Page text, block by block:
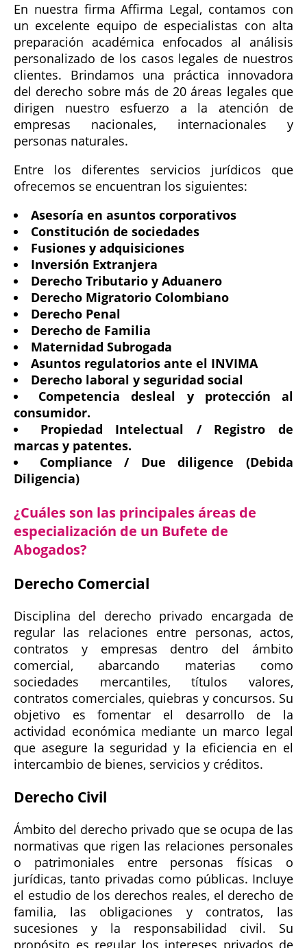
En nuestra firma Affirma Legal, contamos con
un excelente equipo de especialistas con alta
preparación académica enfocados al análisis
personalizado de los casos legales de nuestros
clientes. Brindamos una práctica innovadora
del derecho sobre más de 20 áreas legales que
dirigen nuestro esfuerzo a la atención de
empresas nacionales, internacionales y
personas naturales.
Entre los diferentes servicios jurídicos que
ofrecemos se encuentran los siguientes:
Asesoría en asuntos corporativos
Constitución de sociedades
Fusiones y adquisiciones
Inversión Extranjera
Derecho Tributario y Aduanero
Derecho Migratorio Colombiano
Derecho Penal
Derecho de Familia
Maternidad Subrogada
Asuntos regulatorios ante el INVIMA
Derecho laboral y seguridad social
Competencia desleal y protección al
consumidor.
Propiedad Intelectual / Registro de
marcas y patentes.
Compliance / Due diligence (Debida
Diligencia)
¿Cuáles son las principales áreas de
especialización de un Bufete de
Abogados?
Derecho Comercial
Disciplina del derecho privado encargada de
regular las relaciones entre personas, actos,
contratos y empresas dentro del ámbito
comercial, abarcando materias como
sociedades mercantiles, títulos valores,
contratos comerciales, quiebras y concursos. Su
objetivo es fomentar el desarrollo de la
actividad económica mediante un marco legal
que asegure la seguridad y la eficiencia en el
intercambio de bienes, servicios y créditos.
Derecho Civil
Ámbito del derecho privado que se ocupa de las
normativas que rigen las relaciones personales
o patrimoniales entre personas físicas o
jurídicas, tanto privadas como públicas. Incluye
el estudio de los derechos reales, el derecho de
familia, las obligaciones y contratos, las
sucesiones y la responsabilidad civil. Su
propósito es regular los intereses privados de